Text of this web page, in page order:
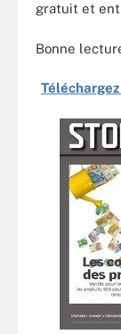
gratuit et
Bonne